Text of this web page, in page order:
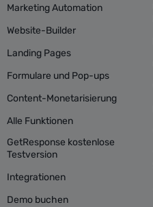
Marketing Automation
Website-Builder
Landing Pages
Formulare und Pop-ups
Content-Monetarisierung
Alle Funktionen
GetResponse kostenlose
Testversion
Integrationen
Demo buchen